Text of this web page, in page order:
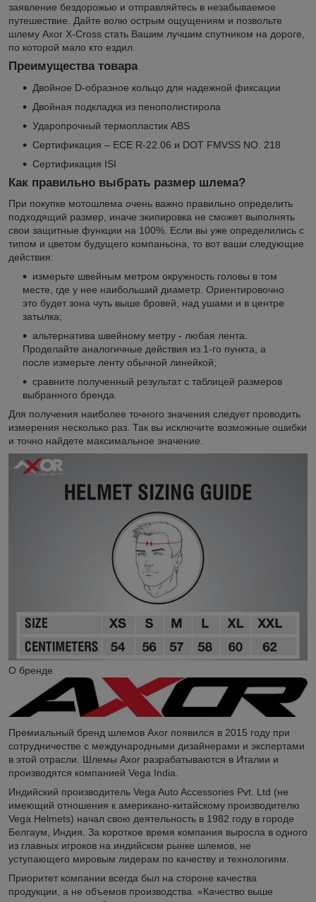
заявление бездорожью и отправляйтесь в незабываемое
путешествие. Дайте волю острым ощущениям и позвольте
шлему Axor X-Cross стать Вашим лучшим спутником на дороге,
по которой мало кто ездил.
Преимущества товара
Двойное D-образное кольцо для надежной фиксации
Двойная подкладка из пенополистирола
Ударопрочный термопластик ABS
Сертификация – ECE R-22.06 и DOT FMVSS NO. 218
Сертификация ISI
Как правильно выбрать размер шлема?
При покупке мотошлема очень важно правильно определить
подходящий размер, иначе экипировка не сможет выполнять
свои защитные функции на 100%. Если вы уже определились с
типом и цветом будущего компаньона, то вот ваши следующие
действия:
измерьте швейным метром окружность головы в том
месте, где у нее наибольший диаметр. Ориентировочно
это будет зона чуть выше бровей, над ушами и в центре
затылка;
альтернатива швейному метру - любая лента.
Проделайте аналогичные действия из 1-го пункта, а
после измерьте ленту обычной линейкой;
сравните полученный результат с таблицей размеров
выбранного бренда.
Для получения наиболее точного значения следует проводить
измерения несколько раз. Так вы исключите возможные ошибки
и точно найдете максимальное значение.
О бренде
Премиальный бренд шлемов Axor появился в 2015 году при
сотрудничестве с международными дизайнерами и экспертами
в этой отрасли. Шлемы Axor разрабатываются в Италии и
производятся компанией Vega India.
Индийский производитель Vega Auto Accessories Pvt. Ltd (не
имеющий отношения к американо-китайскому производителю
Vega Helmets) начал свою деятельность в 1982 году в городе
Белгаум, Индия. За короткое время компания выросла в одного
из главных игроков на индийском рынке шлемов, не
уступающего мировым лидерам по качеству и технологиям.
Приоритет компании всегда был на стороне качества
продукции, а не объемов производства. «Качество выше